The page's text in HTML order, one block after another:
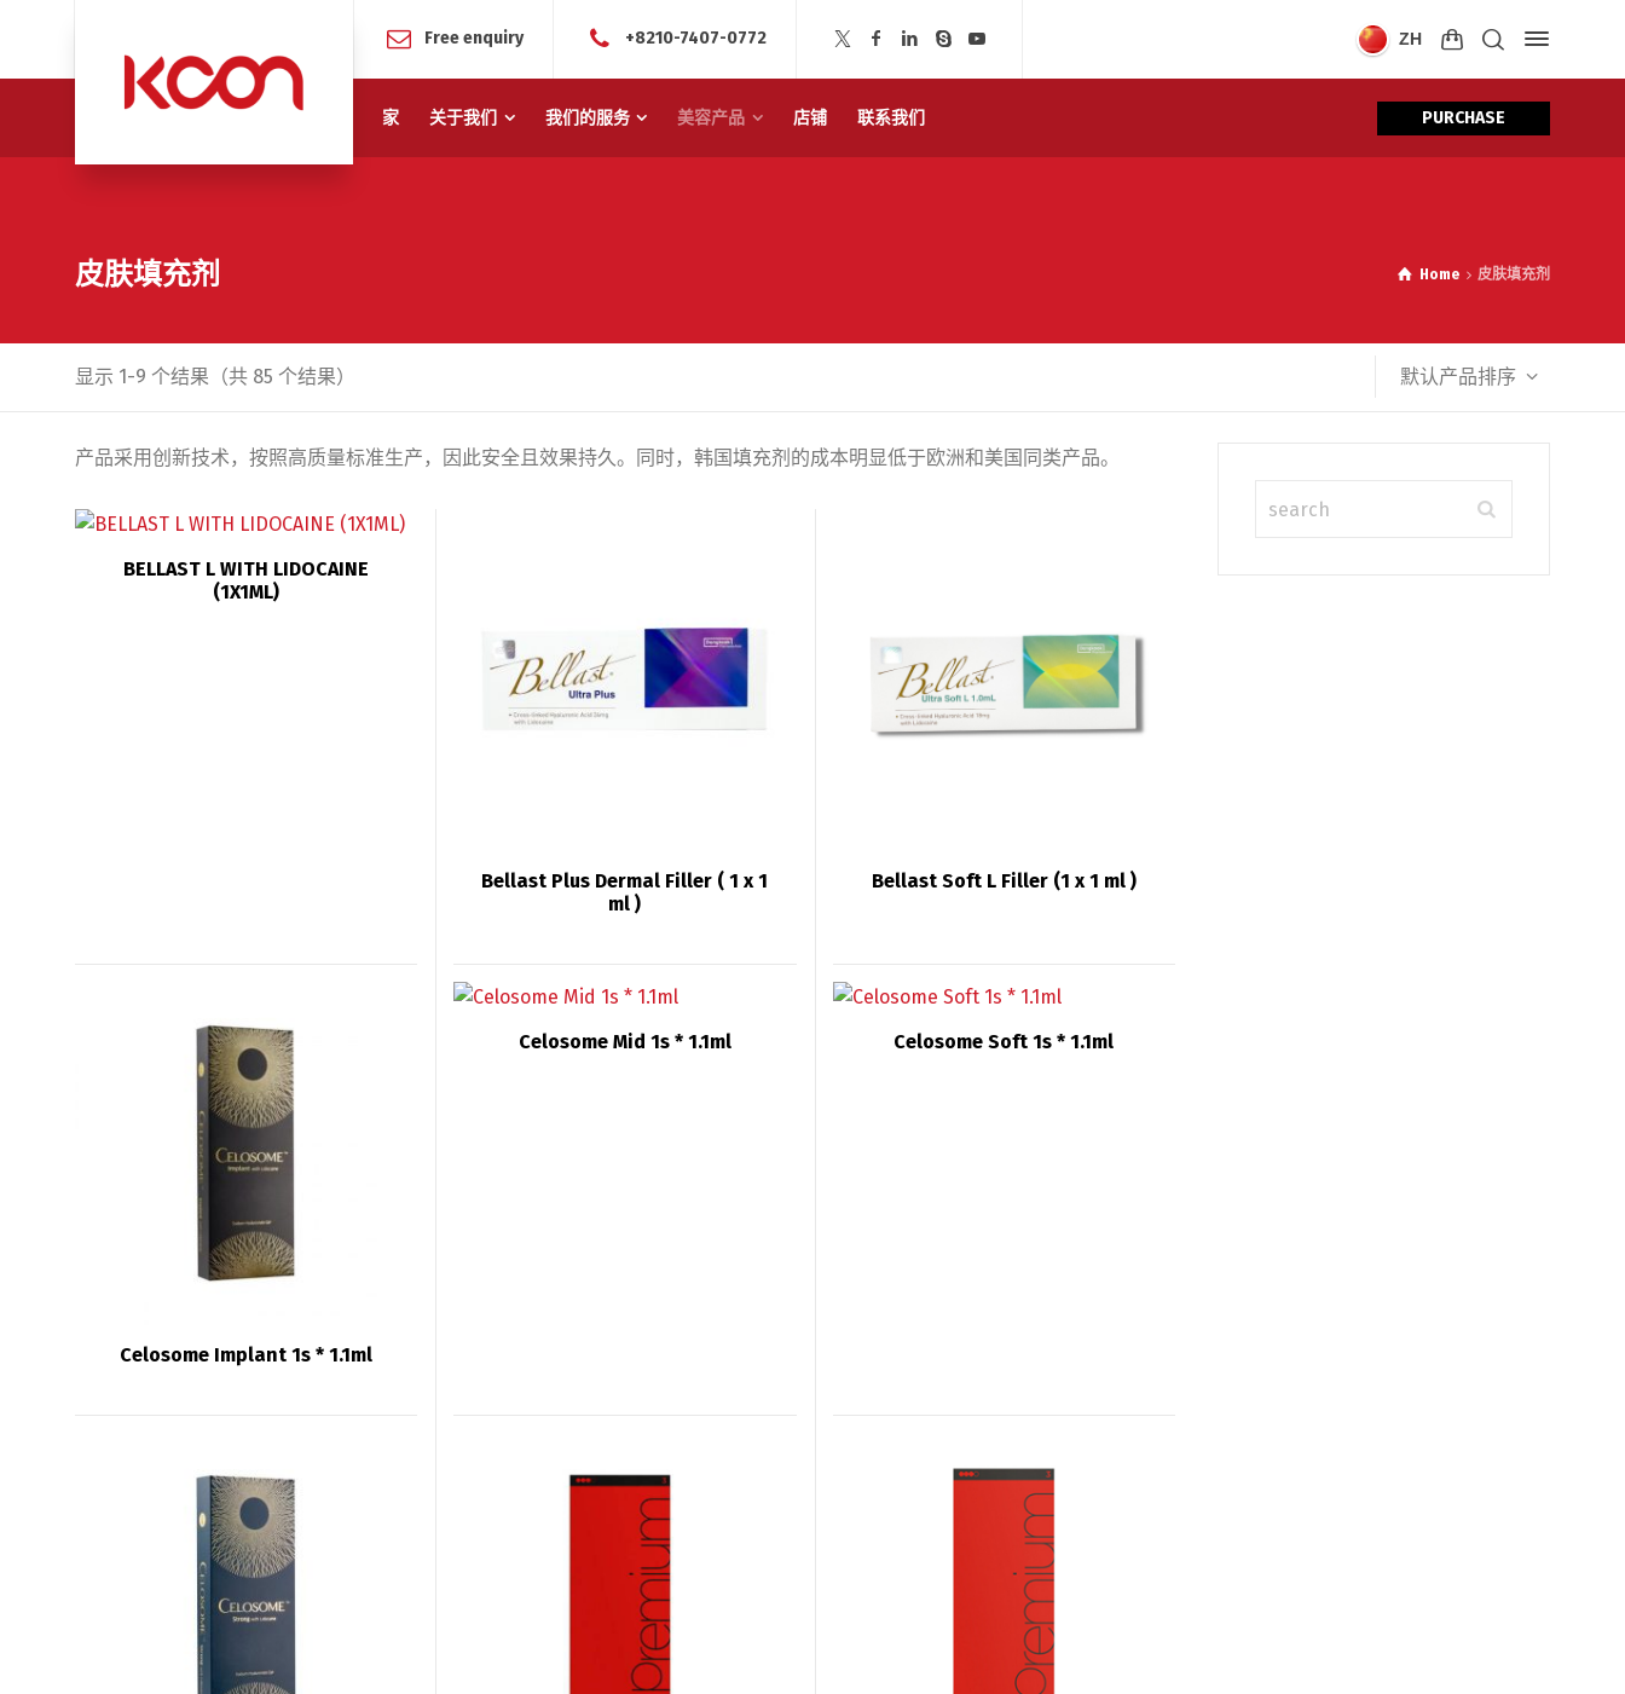
Free enquiry +8210-7407-0772 ZH
家 关于我们 我们的服务 美容产品 店铺 联系我们 PURCHASE
皮肤填充剂 Home 皮肤填充剂
显示 1-9 个结果（共 85 个结果） 默认产品排序
产品采用创新技术，按照高质量标准生产，因此安全且效果持久。同时，韩国填充剂的成本明显低于欧洲和美国同类产品。
BELLAST L WITH LIDOCAINE
(1X1ML)
Bellast Plus Dermal Filler ( 1 x 1
ml )
Bellast Soft L Filler (1 x 1 ml )
Celosome Implant 1s * 1.1ml
Celosome Mid 1s * 1.1ml Celosome Soft 1s * 1.1ml